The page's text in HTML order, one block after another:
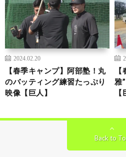
2024.02.20
【春季キャンプ】阿部塾！丸
のバッティング練習たっぷり
映像【巨人】
雅
【
Back to